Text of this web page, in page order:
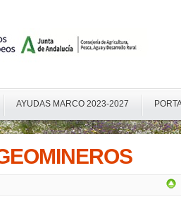
AYUDAS MARCO 2023-2027